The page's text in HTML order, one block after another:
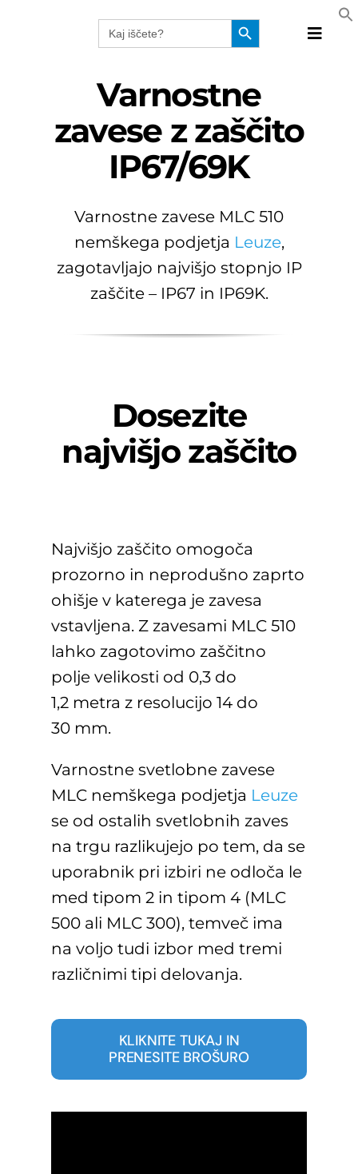
Search
for:
Search Button
Toggle
Varnostne
zavese z zaščito
IP67/69K
Varnostne zavese MLC 510
nemškega podjetja Leuze,
zagotavljajo najvišjo stopnjo IP
zaščite – IP67 in IP69K.
Dosezite
najvišjo zaščito
Najvišjo zaščito omogoča
prozorno in neprodušno zaprto
ohišje v katerega je zavesa
vstavljena. Z zavesami MLC 510
lahko zagotovimo zaščitno
polje velikosti od 0,3 do
1,2 metra z resolucijo 14 do
30 mm.
Varnostne svetlobne zavese
MLC nemškega podjetja Leuze
se od ostalih svetlobnih zaves
na trgu razlikujejo po tem, da se
uporabnik pri izbiri ne odloča le
med tipom 2 in tipom 4 (MLC
500 ali MLC 300), temveč ima
na voljo tudi izbor med tremi
različnimi tipi delovanja.
KLIKNITE TUKAJ IN
PRENESITE BROŠURO